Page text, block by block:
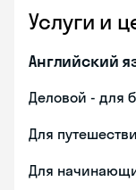
Услуги и
Английский
Деловой - для
Для
Для